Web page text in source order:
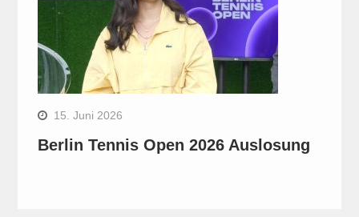
15. Juni 2026
Berlin Tennis Open 2026 Auslosung